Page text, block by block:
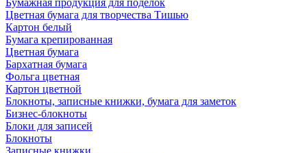
Бумажная продукция для поделок
Цветная бумага для творчества Тишью
Картон белый
Бумага крепированная
Цветная бумага
Бархатная бумага
Фольга цветная
Картон цветной
Блокноты, записные книжки, бумага для заметок
Бизнес-блокноты
Блоки для записей
Блокноты
Записные книжки